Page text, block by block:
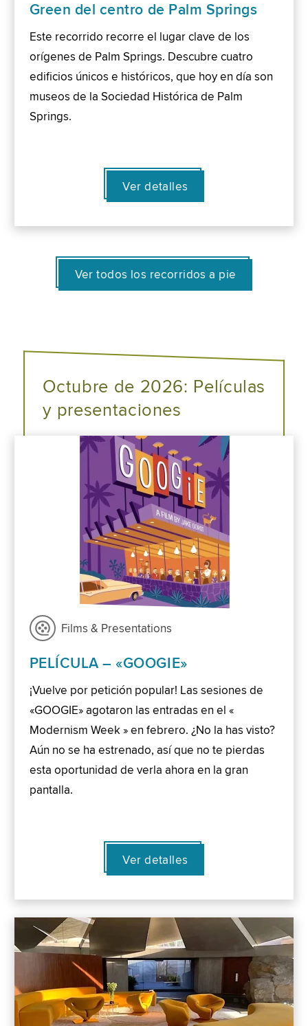
Green del centro de Palm Springs
Este recorrido recorre el lugar clave de los
orígenes de Palm Springs. Descubre cuatro
edificios únicos e históricos, que hoy en día son
museos de la Sociedad Histórica de Palm
Springs.
Ver detalles
Ver todos los recorridos a pie
Octubre de 2026: Películas
y presentaciones
Films & Presentations
PELÍCULA – «GOOGIE»
¡Vuelve por petición popular! Las sesiones de
«GOOGIE» agotaron las entradas en el «
Modernism Week » en febrero. ¿No la has visto?
Aún no se ha estrenado, así que no te pierdas
esta oportunidad de verla ahora en la gran
pantalla.
Ver detalles